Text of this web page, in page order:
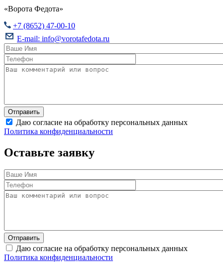
«Ворота Федота»
+7 (8652) 47-00-10
E-mail: info@vorotafedota.ru
Даю согласие на обработку персональных данных
Политика конфиденциальности
Оставьте заявку
Даю согласие на обработку персональных данных
Политика конфиденциальности